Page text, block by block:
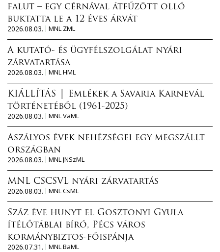
falut – egy cérnával átfűzött olló
buktatta le a 12 éves árvát
2026.08.03.
MNL ZML
A kutató- és ügyfélszolgálat nyári
zárvatartása
2026.08.03.
MNL HML
KIÁLLÍTÁS │ Emlékek a Savaria Karnevál
történetéből (1961-2025)
2026.08.03.
MNL VaML
Aszályos évek nehézségei egy megszállt
országban
2026.08.03.
MNL JNSzML
MNL CSCSVL nyári zárvatartás
2026.08.03.
MNL CsML
Száz éve hunyt el Gosztonyi Gyula
ítélőtáblai bíró, Pécs város
kormánybiztos-főispánja
2026.07.31.
MNL BaML